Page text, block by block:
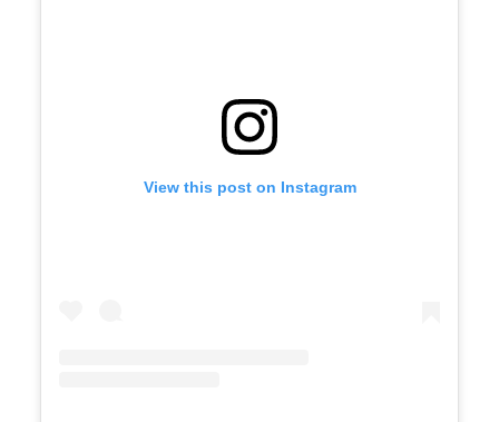
View this post on Instagram